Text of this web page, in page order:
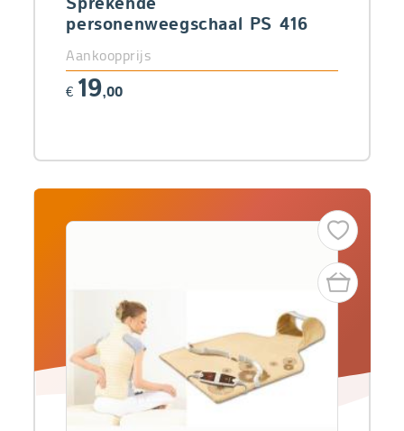
Sprekende
personenweegschaal PS 416
Aankoopprijs
€ 19,00